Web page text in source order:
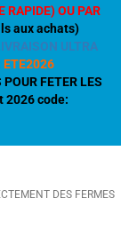
RAPIDE) OU PAR
aux achats)
ULTRA
ETE2026
FETER LES
2026 code:
DES FERMES